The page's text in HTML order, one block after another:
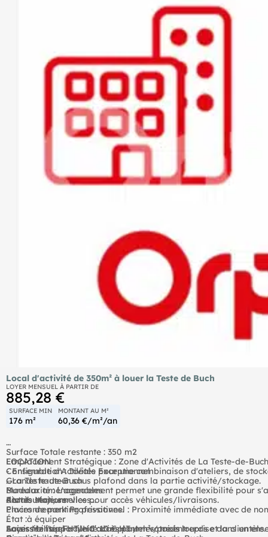
Local d'activité de 350m² à louer la Teste de Buch
LOYER MENSUEL À PARTIR DE
885,28 €
SURFACE MIN
176 m²
MONTANT AU M²
60,36 €/m²/an
LOCATION
- Ensemble d'Activités Exceptionnel
- La Teste-de-Buch
Saisissez l'opportunité d'implanter votre entreprise dans un
Surface Totale restante : 350 m2
Emplacement Stratégique : Zone d'Activités de La Teste-de-
Configuration : Idéale pour une combinaison d'ateliers, de
Grande hauteur sous plafond dans la partie activité/stockage.
Bureaux aménageables
Portes sectionnelles pour accès véhicules/livraisons.
Places de parking privatives.
État :à équiper
Accessibilité : Facile d'accès pour les poids lourds et la clientèle.
Atouts Majeurs
Modularité : L'agencement permet une grande flexibilité pour
distribution, services...
Environnement Professionnel : Proximité immédiate avec de
Loyer Mensuel HT/HC :10 € HT / m² / mois